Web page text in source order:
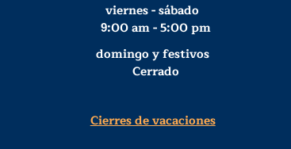
viernes - sábado
9:00 am - 5:00 pm
domingo y festivos
Cerrado
Cierres de vacaciones